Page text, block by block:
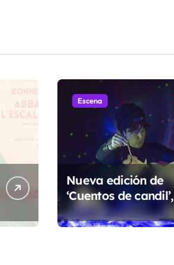
Escena
Nueva edición de
‘Cuentos de candil’,
ciclo de oralidad
para la